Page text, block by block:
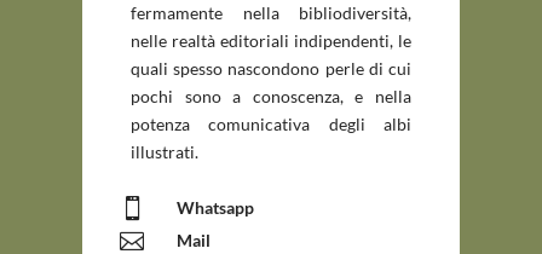
fermamente nella bibliodiversità,
nelle realtà editoriali indipendenti, le
quali spesso nascondono perle di cui
pochi sono a conoscenza, e nella
potenza comunicativa degli albi
illustrati.
 Whatsapp
 Mail